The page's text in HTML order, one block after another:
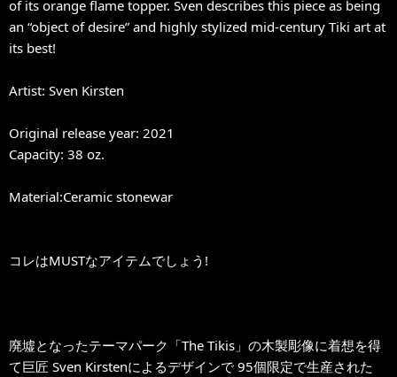
of its orange flame topper. Sven describes this piece as being
an “object of desire” and highly stylized mid-century Tiki art at
its best!
Artist: Sven Kirsten
Original release year: 2021
Capacity: 38 oz.
Material:Ceramic stonewar
コレはMUSTなアイテムでしょう!
廃墟となったテーマパーク「The Tikis」の木製彫像に着想を得
て巨匠 Sven Kirstenによるデザインで 95個限定で生産された